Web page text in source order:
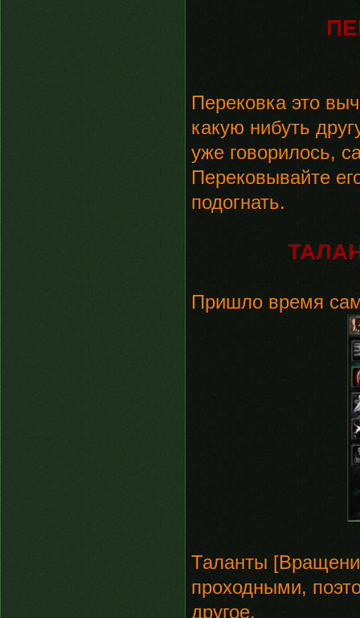
Перековка это
какую нибуть
уже говорилось,
Перековывайте
подогнать.
Пришло время
Таланты
проходными,
другое.